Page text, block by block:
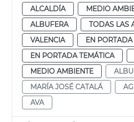
ALCALDÍA
MEDIO
ALBUFERA
TODAS LAS
VALENCIA
EN PORTADA
EN PORTADA TEMÁTICA
MEDIO AMBIENTE
MARÍA JOSÉ CATALÁ
AVA